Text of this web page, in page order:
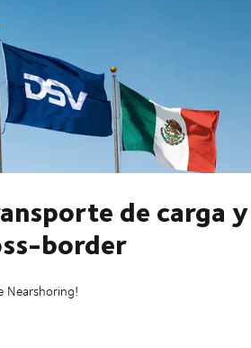
de carga y
border
Nearshoring!